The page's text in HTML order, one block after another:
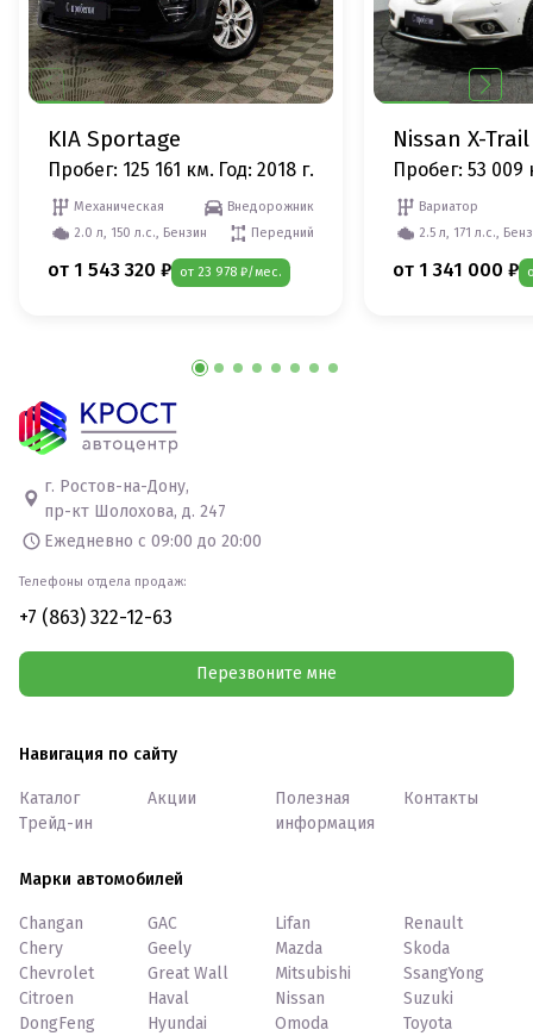
KIA Sportage
Пробег: 125 161 км. Год: 2018 г.
Механическая
Внедорожник
2.0 л, 150 л.с., Бензин
Передний
от 1 543 320 ₽ от 23 978 ₽/мес.
Nissan X-Trail
Пробег: 53 009
Вариатор
2.5 л, 171 л.с.,
от 1 341 000 ₽
г. Ростов-на-Дону,
пр-кт Шолохова, д. 247
Ежедневно с 09:00 до 20:00
Телефоны отдела продаж:
+7 (863) 322-12-63
Перезвоните мне
Навигация по сайту
Каталог
Трейд-ин
Акции
Полезная
информация
Контакты
Марки автомобилей
Changan
Chery
Chevrolet
Citroen
DongFeng
GAC
Geely
Great Wall
Haval
Hyundai
Lifan
Mazda
Mitsubishi
Nissan
Omoda
Renault
Skoda
SsangYong
Suzuki
Toyota